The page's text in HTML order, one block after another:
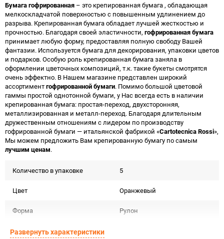
Бумага гофрированная – это крепированная бумага , обладающая
мелкоскладчатой поверхностью с повышенным удлинением до
разрыва. Крепированная бумага обладает лучшей жесткостью и
прочностью. Благодаря своей эластичности, гофрированная бумага
принимает любую форму, предоставляя полную свободу Вашей
фантазии. Используется бумага для декорирования, упаковки цветов
и подарков. Особую роль крепированная бумага заняла в
оформлении цветочных композиций, т.к. такие букеты смотрятся
очень эффектно. В Нашем магазине представлен широкий
ассортиментгофрированной бумаги. Помимо большой цветовой
гаммы простой однотонной бумаги, у Нас всегда есть в наличии
крепированная бумага: простая-переход, двухсторонняя,
металлизированная и металл-переход. Благодаря длительным
дружественным отношениям с лидером по производству
гофрированной бумаги — итальянской фабрикой «Cartotecnica Rossi»,
Мы можем предложить Вам крепированную бумагу по самым
лучшим ценам.
Количество в упаковке 5
Цвет Оранжевый
Форма Рулон
Материал
Развернуть характеристики